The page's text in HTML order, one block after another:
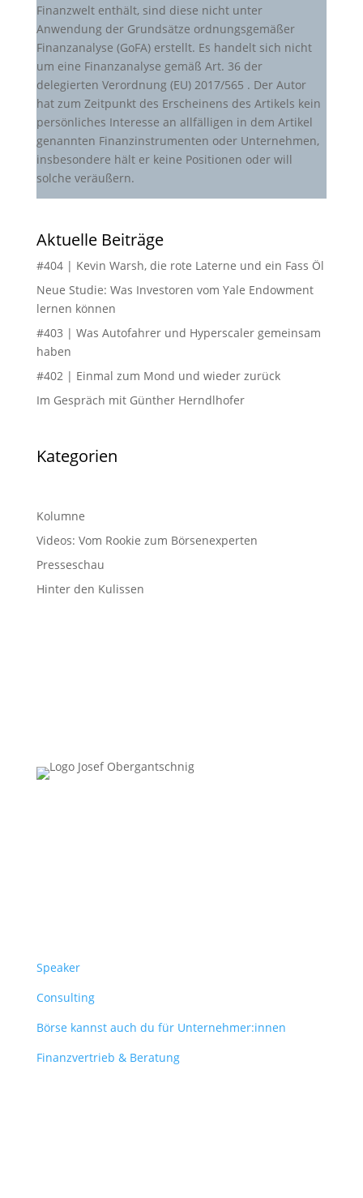
Finanzwelt enthält, sind diese nicht unter
Anwendung der Grundsätze ordnungsgemäßer
Finanzanalyse (GoFA) erstellt. Es handelt sich nicht
um eine Finanzanalyse gemäß Art. 36 der
delegierten Verordnung (EU) 2017/565 . Der Autor
hat zum Zeitpunkt des Erscheinens des Artikels kein
persönliches Interesse an allfälligen in dem Artikel
genannten Finanzinstrumenten oder Unternehmen,
insbesondere hält er keine Positionen oder will
solche veräußern.
Aktuelle Beiträge
#404 | Kevin Warsh, die rote Laterne und ein Fass Öl
Neue Studie: Was Investoren vom Yale Endowment
lernen können
#403 | Was Autofahrer und Hyperscaler gemeinsam
haben
#402 | Einmal zum Mond und wieder zurück
Im Gespräch mit Günther Herndlhofer
Kategorien
Kolumne
Videos: Vom Rookie zum Börsenexperten
Presseschau
Hinter den Kulissen
Speaker
Consulting
Börse kannst auch du für Unternehmer:innen
Finanzvertrieb & Beratung